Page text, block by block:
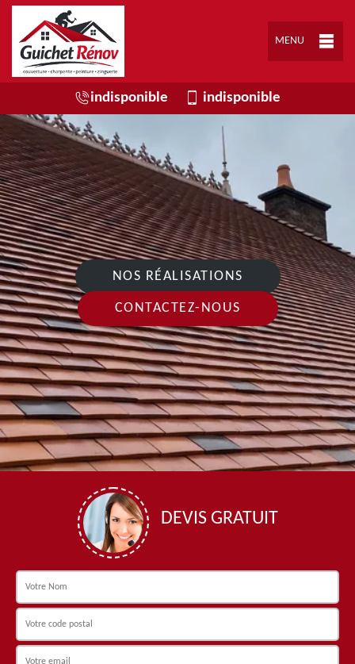
MENU
indisponible indisponible
NOS RÉALISATIONS
CONTACTEZ-NOUS
DEVIS GRATUIT